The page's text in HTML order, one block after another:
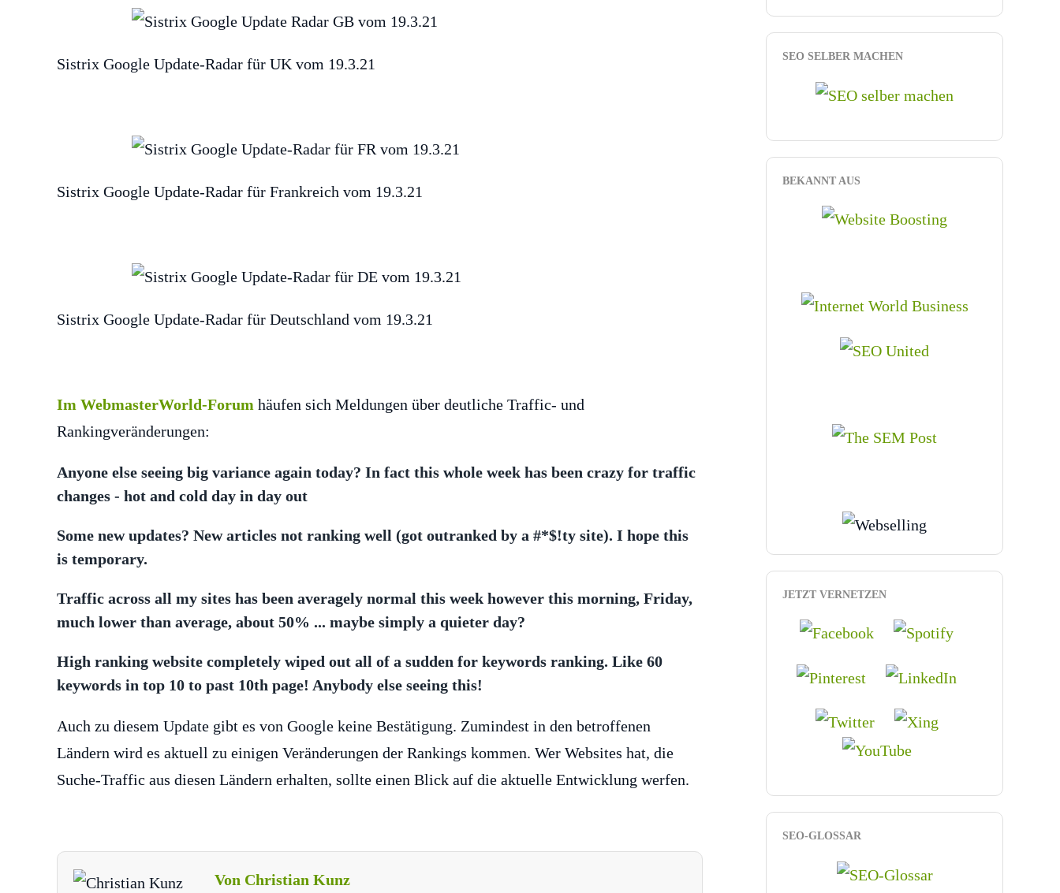
Sistrix Google Update-Radar für UK vom 19.3.21
Sistrix Google Update-Radar für Frankreich vom 19.3.21
Sistrix Google Update-Radar für Deutschland vom 19.3.21
Im WebmasterWorld-Forum häufen sich Meldungen über deutliche Traffic- und
Rankingveränderungen:
Anyone else seeing big variance again today? In fact this whole week has been crazy for traffic
changes - hot and cold day in day out
Some new updates? New articles not ranking well (got outranked by a #*$!ty site). I hope this
is temporary.
Traffic across all my sites has been averagely normal this week however this morning, Friday,
much lower than average, about 50% ... maybe simply a quieter day?
High ranking website completely wiped out all of a sudden for keywords ranking. Like 60
keywords in top 10 to past 10th page! Anybody else seeing this!
Auch zu diesem Update gibt es von Google keine Bestätigung. Zumindest in den betroffenen
Ländern wird es aktuell zu einigen Veränderungen der Rankings kommen. Wer Websites hat, die
Suche-Traffic aus diesen Ländern erhalten, sollte einen Blick auf die aktuelle Entwicklung werfen.
Von Christian Kunz
SEO SELBER MACHEN
BEKANNT AUS
JETZT VERNETZEN
SEO-GLOSSAR